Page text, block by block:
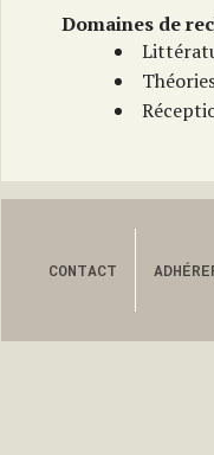
Domaines de
CONTACT